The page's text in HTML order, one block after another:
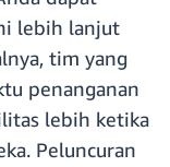
lebih lanjut
tim yang
penanganan
lebih ketika
Peluncuran